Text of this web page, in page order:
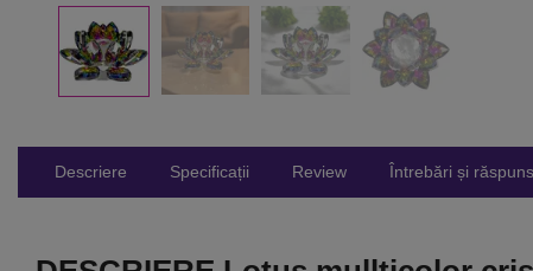
Descriere Specificații Review Întrebări și